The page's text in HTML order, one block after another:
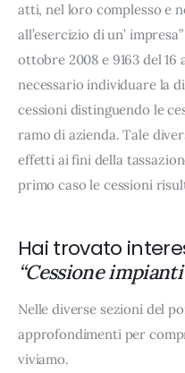
atti, nel loro complesso e
all’esercizio di un’
ottobre 2008 e 9163 del 16
necessario individuare la
cessioni distinguendo le
ramo di azienda. Tale
effetti ai fini della
primo caso le cessioni
Hai trovato
“Cessione
Nelle diverse sezioni del
approfondimenti per
viviamo.